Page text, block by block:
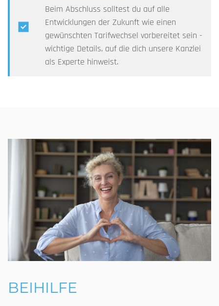
Beim Abschluss solltest du auf alle
Entwicklungen der Zukunft wie einen
gewünschten Tarifwechsel vorbereitet sein -
wichtige Details, auf die dich unsere Kanzlei
als Experte hinweist.
BEIHILFE